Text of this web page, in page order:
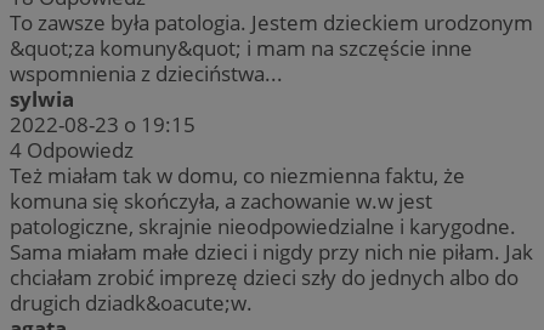
To zawsze była patologia. Jestem dzieckiem urodzonym
&quot;za komuny&quot; i mam na szczęście inne
wspomnienia z dzieciństwa...
sylwia
2022-08-23 o 19:15
4 Odpowiedz
Też miałam tak w domu, co niezmienna faktu, że
komuna się skończyła, a zachowanie w.w jest
patologiczne, skrajnie nieodpowiedzialne i karygodne.
Sama miałam małe dzieci i nigdy przy nich nie piłam. Jak
chciałam zrobić imprezę dzieci szły do jednych albo do
drugich dziadk&oacute;w.